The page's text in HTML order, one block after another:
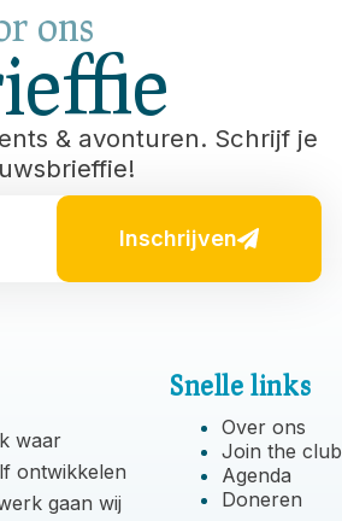
ons
& avonturen. Schrijf je
Inschrijven
waar
ontwikkelen
gaan wij
Snelle links
Over ons
Join the club
Agenda
Doneren